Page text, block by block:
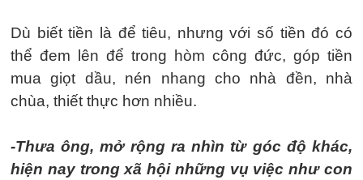
Dù biết tiền là để tiêu, nhưng với số tiền đó có
thể đem lên để trong hòm công đức, góp tiền
mua giọt dầu, nén nhang cho nhà đền, nhà
chùa, thiết thực hơn nhiều.
-Thưa ông, mở rộng ra nhìn từ góc độ khác,
hiện nay trong xã hội những vụ việc như con